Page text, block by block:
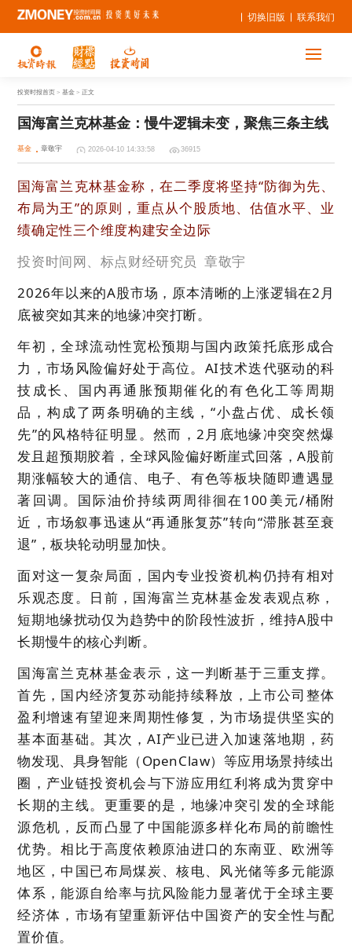
联系我们
切换旧版
投资时报首页 > 基金 > 正文
国海富兰克林基金：慢牛逻辑未变，聚焦三条主线
基金 章敬宇 2026-04-10 14:33:58 36915
国海富兰克林基金称，在二季度将坚持“防御为先、
布局为王”的原则，重点从个股质地、估值水平、业
绩确定性三个维度构建安全边际
投资时间网、标点财经研究员 章敬宇
2026年以来的A股市场，原本清晰的上涨逻辑在2月
底被突如其来的地缘冲突打断。
年初，全球流动性宽松预期与国内政策托底形成合
力，市场风险偏好处于高位。AI技术迭代驱动的科
技成长、国内再通胀预期催化的有色化工等周期
品，构成了两条明确的主线，“小盘占优、成长领
先”的风格特征明显。然而，2月底地缘冲突突然爆
发且超预期胶着，全球风险偏好断崖式回落，A股前
期涨幅较大的通信、电子、有色等板块随即遭遇显
著回调。国际油价持续两周徘徊在100美元/桶附
近，市场叙事迅速从“再通胀复苏”转向“滞胀甚至衰
退”，板块轮动明显加快。
面对这一复杂局面，国内专业投资机构仍持有相对
乐观态度。日前，国海富兰克林基金发表观点称，
短期地缘扰动仅为趋势中的阶段性波折， 维持A股中
长期慢牛的核心判断。
国海富兰克林基金表示，这一判断基于三重支撑。
首先， 国内经济复苏动能持续释放 ，上市公司整体
盈利增速有望迎来周期性修复，为市场提供坚实的
基本面基础。其次，AI产业已进入加速落地期 ，药
物发现、具身智能（OpenClaw）等应用场景持续出
圈，产业链投资机会与下游应用红利将成为贯穿中
长期的主线。更重要的是，地缘冲突引发的全球能
源危机，反而凸显了 中国能源多样化布局的前瞻性
优势。相比于高度依赖原油进口的东南亚、欧洲等
地区，中国已布局煤炭、核电、风光储等多元能源
体系，能源自给率与抗风险能力显著优于全球主要
经济体，市场有望重新评估中国资产的安全性与配
置价值。